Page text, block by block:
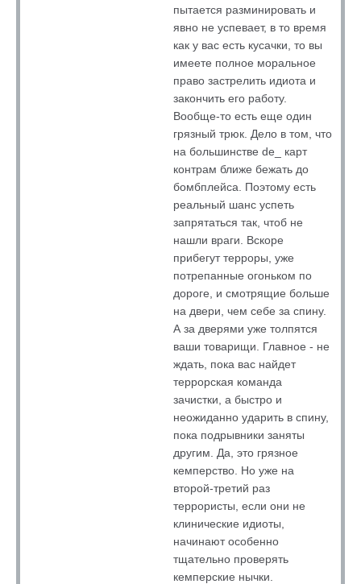
пытается разминировать и
явно не успевает, в то время
как у вас есть кусачки, то вы
имеете полное моральное
право застрелить идиота и
закончить его работу.
Вообще-то есть еще один
грязный трюк. Дело в том, что
на большинстве de_ карт
контрам ближе бежать до
бомбплейса. Поэтому есть
реальный шанс успеть
запрятаться так, чтоб не
нашли враги. Вскоре
прибегут терроры, уже
потрепанные огоньком по
дороге, и смотрящие больше
на двери, чем себе за спину.
А за дверями уже толпятся
ваши товарищи. Главное - не
ждать, пока вас найдет
террорская команда
зачистки, а быстро и
неожиданно ударить в спину,
пока подрывники заняты
другим. Да, это грязное
кемперство. Но уже на
второй-третий раз
террористы, если они не
клинические идиоты,
начинают особенно
тщательно проверять
кемперские нычки.